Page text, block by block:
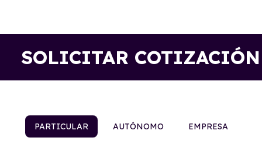
SOLICITAR COTIZACIÓN
PARTICULAR AUTÓNOMO EMPRESA